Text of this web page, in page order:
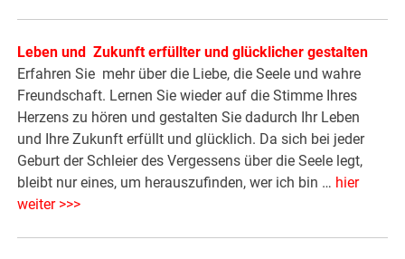
Leben und Zukunft erfüllter und glücklicher gestalten
Erfahren Sie mehr über die Liebe, die Seele und wahre
Freundschaft. Lernen Sie wieder auf die Stimme Ihres
Herzens zu hören und gestalten Sie dadurch Ihr Leben
und Ihre Zukunft erfüllt und glücklich. Da sich bei jeder
Geburt der Schleier des Vergessens über die Seele legt,
bleibt nur eines, um herauszufinden, wer ich bin … hier
weiter >>>